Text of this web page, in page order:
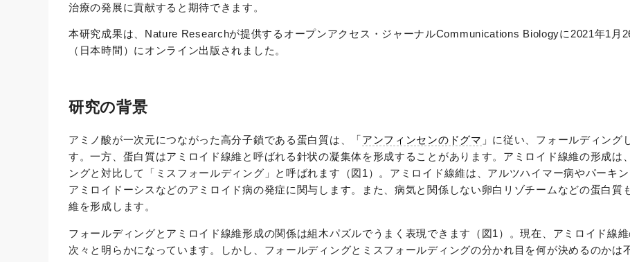
治療の発展に貢献すると期待できます。
本研究成果は、Nature Researchが提供するオープンアクセス・ジャーナルCommunications Biologyに2021年1月
（日本時間）にオンライン出版されました。
研究の背景
アミノ酸が一次元につながった高分子鎖である蛋白質は、「 アンフィンセンのドグマ 」に従い、フォールディング
す。一方、蛋白質はアミロイド線維と呼ばれる針状の凝集体を形成することがあります。アミロイド線維の形成は
ングと対比して「ミスフォールディング」と呼ばれます（図1）。アミロイド線維は、アルツハイマー病やパーキ
アミロイドーシスなどのアミロイド病の発症に関与します。また、病気と関係しない卵白リゾチームなどの蛋白質
維を形成します。
フォールディングとアミロイド線維形成の関係は組木パズルでうまく表現できます（図1）。現在、アミロイド線
次々と明らかになっています。しかし、フォールディングとミスフォールディングの分かれ目を何が決めるのかは